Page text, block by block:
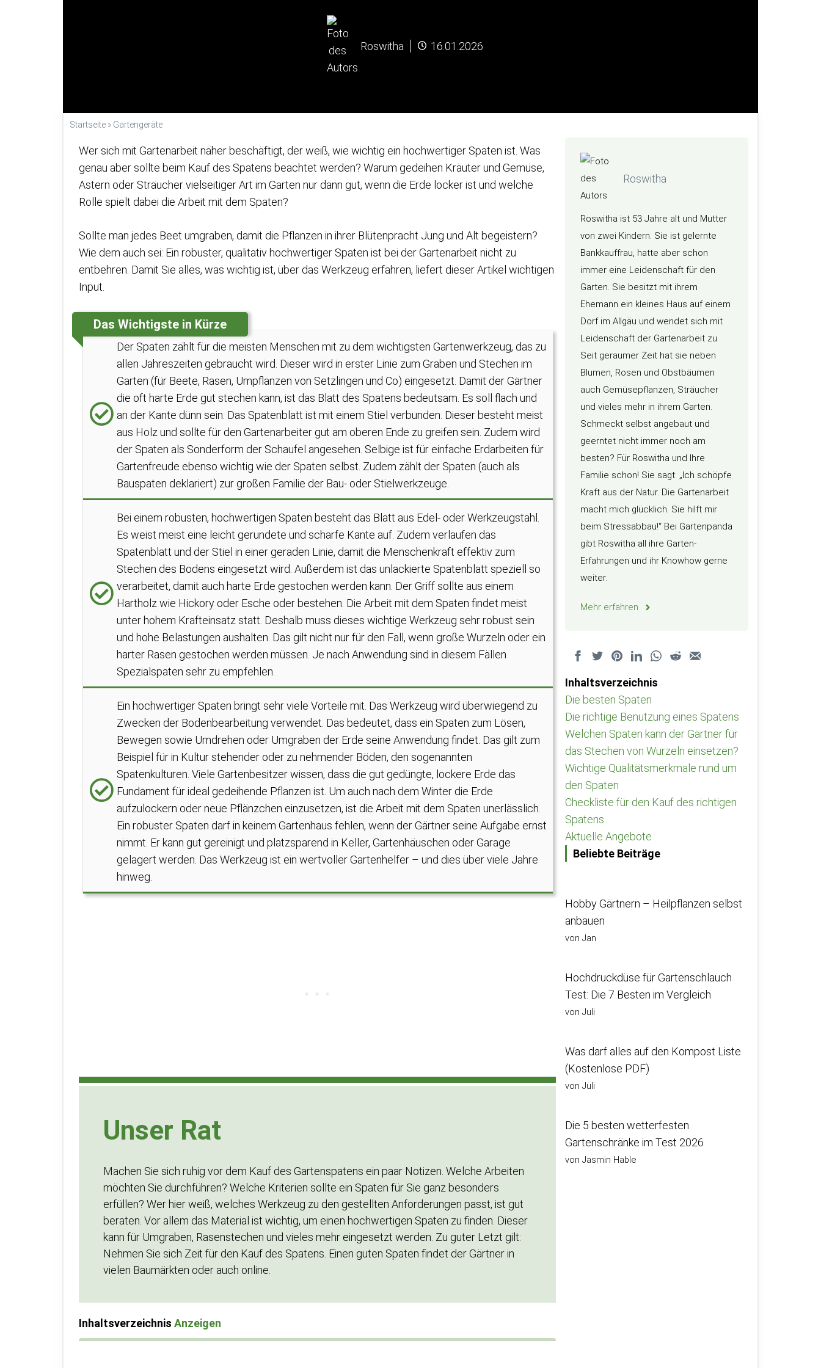
Roswitha 16.01.2026
Startseite » Gartengeräte
Wer sich mit Gartenarbeit näher beschäftigt, der weiß, wie wichtig ein hochwertiger Spaten ist. Was
genau aber sollte beim Kauf des Spatens beachtet werden? Warum gedeihen Kräuter und Gemüse,
Astern oder Sträucher vielseitiger Art im Garten nur dann gut, wenn die Erde locker ist und welche
Rolle spielt dabei die Arbeit mit dem Spaten?
Sollte man jedes Beet umgraben, damit die Pflanzen in ihrer Blütenpracht Jung und Alt begeistern?
Wie dem auch sei: Ein robuster, qualitativ hochwertiger Spaten ist bei der Gartenarbeit nicht zu
entbehren. Damit Sie alles, was wichtig ist, über das Werkzeug erfahren, liefert dieser Artikel wichtigen
Input.
Das Wichtigste in Kürze
Der Spaten zählt für die meisten Menschen mit zu dem wichtigsten Gartenwerkzeug, das zu
allen Jahreszeiten gebraucht wird. Dieser wird in erster Linie zum Graben und Stechen im
Garten (für Beete, Rasen, Umpflanzen von Setzlingen und Co) eingesetzt. Damit der Gärtner
die oft harte Erde gut stechen kann, ist das Blatt des Spatens bedeutsam. Es soll flach und
an der Kante dünn sein. Das Spatenblatt ist mit einem Stiel verbunden. Dieser besteht meist
aus Holz und sollte für den Gartenarbeiter gut am oberen Ende zu greifen sein. Zudem wird
der Spaten als Sonderform der Schaufel angesehen. Selbige ist für einfache Erdarbeiten für
Gartenfreude ebenso wichtig wie der Spaten selbst. Zudem zählt der Spaten (auch als
Bauspaten deklariert) zur großen Familie der Bau- oder Stielwerkzeuge.
Bei einem robusten, hochwertigen Spaten besteht das Blatt aus Edel- oder Werkzeugstahl.
Es weist meist eine leicht gerundete und scharfe Kante auf. Zudem verlaufen das
Spatenblatt und der Stiel in einer geraden Linie, damit die Menschenkraft effektiv zum
Stechen des Bodens eingesetzt wird. Außerdem ist das unlackierte Spatenblatt speziell so
verarbeitet, damit auch harte Erde gestochen werden kann. Der Griff sollte aus einem
Hartholz wie Hickory oder Esche oder bestehen. Die Arbeit mit dem Spaten findet meist
unter hohem Krafteinsatz statt. Deshalb muss dieses wichtige Werkzeug sehr robust sein
und hohe Belastungen aushalten. Das gilt nicht nur für den Fall, wenn große Wurzeln oder ein
harter Rasen gestochen werden müssen. Je nach Anwendung sind in diesem Fällen
Spezialspaten sehr zu empfehlen.
Ein hochwertiger Spaten bringt sehr viele Vorteile mit. Das Werkzeug wird überwiegend zu
Zwecken der Bodenbearbeitung verwendet. Das bedeutet, dass ein Spaten zum Lösen,
Bewegen sowie Umdrehen oder Umgraben der Erde seine Anwendung findet. Das gilt zum
Beispiel für in Kultur stehender oder zu nehmender Böden, den sogenannten
Spatenkulturen. Viele Gartenbesitzer wissen, dass die gut gedüngte, lockere Erde das
Fundament für ideal gedeihende Pflanzen ist. Um auch nach dem Winter die Erde
aufzulockern oder neue Pflänzchen einzusetzen, ist die Arbeit mit dem Spaten unerlässlich.
Ein robuster Spaten darf in keinem Gartenhaus fehlen, wenn der Gärtner seine Aufgabe ernst
nimmt. Er kann gut gereinigt und platzsparend in Keller, Gartenhäuschen oder Garage
gelagert werden. Das Werkzeug ist ein wertvoller Gartenhelfer – und dies über viele Jahre
hinweg.
Unser Rat
Machen Sie sich ruhig vor dem Kauf des Gartenspatens ein paar Notizen. Welche Arbeiten
möchten Sie durchführen? Welche Kriterien sollte ein Spaten für Sie ganz besonders
erfüllen? Wer hier weiß, welches Werkzeug zu den gestellten Anforderungen passt, ist gut
beraten. Vor allem das Material ist wichtig, um einen hochwertigen Spaten zu finden. Dieser
kann für Umgraben, Rasenstechen und vieles mehr eingesetzt werden. Zu guter Letzt gilt:
Nehmen Sie sich Zeit für den Kauf des Spatens. Einen guten Spaten findet der Gärtner in
vielen Baumärkten oder auch online.
Inhaltsverzeichnis Anzeigen
Roswitha
Roswitha ist 53 Jahre alt und Mutter
von zwei Kindern. Sie ist gelernte
Bankkauffrau, hatte aber schon
immer eine Leidenschaft für den
Garten. Sie besitzt mit ihrem
Ehemann ein kleines Haus auf einem
Dorf im Allgäu und wendet sich mit
Leidenschaft der Gartenarbeit zu.
Seit geraumer Zeit hat sie neben
Blumen, Rosen und Obstbäumen
auch Gemüsepflanzen, Sträucher
und vieles mehr in ihrem Garten.
Schmeckt selbst angebaut und
geerntet nicht immer noch am
besten? Für Roswitha und Ihre
Familie schon! Sie sagt: „Ich schöpfe
Kraft aus der Natur. Die Gartenarbeit
macht mich glücklich. Sie hilft mir
beim Stressabbau!“ Bei Gartenpanda
gibt Roswitha all ihre Garten-
Erfahrungen und ihr Knowhow gerne
weiter.
Mehr erfahren
Inhaltsverzeichnis
Die besten Spaten
Die richtige Benutzung eines Spatens
Welchen Spaten kann der Gärtner für
das Stechen von Wurzeln einsetzen?
Wichtige Qualitätsmerkmale rund um
den Spaten
Checkliste für den Kauf des richtigen
Spatens
Aktuelle Angebote
Beliebte Beiträge
Hobby Gärtnern – Heilpflanzen selbst
anbauen
von Jan
Hochdruckdüse für Gartenschlauch
Test: Die 7 Besten im Vergleich
von Juli
Was darf alles auf den Kompost Liste
(Kostenlose PDF)
von Juli
Die 5 besten wetterfesten
Gartenschränke im Test 2026
von Jasmin Hable